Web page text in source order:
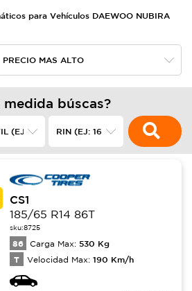
para Vehículos DAEWOO NUBIRA
medida búscas?
CS1
185/65 R14 86T
sku:8725
86 Carga Max: 530 Kg
T Velocidad Max: 190 Km/h